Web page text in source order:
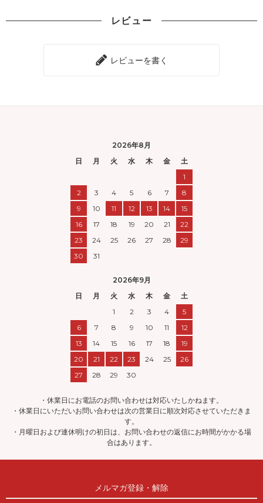
レビュー
レビューを書く
2026年8月
日
月 火 水 木 金
土
1
2
3 4 5 6 7
8
9
10 11 12 13 14
15
16
17 18 19 20 21
22
23
24 25 26 27 28
29
30
31
2026年9月
日
月 火 水 木 金
土
1
2 3 4
5
6
7 8 9 10 11
12
13
14 15 16 17 18
19
20
21 22 23 24 25
26
27
28 29 30
・休業日にお電話のお問い合わせは対応いたしかねます。
・休業日にいただいお問い合わせは次の営業日に順次対応させていただきま
す。
・月曜日および連休明けの初日は、お問い合わせの返信にお時間がかかる場
合はあります。
メルマガ登録・解除